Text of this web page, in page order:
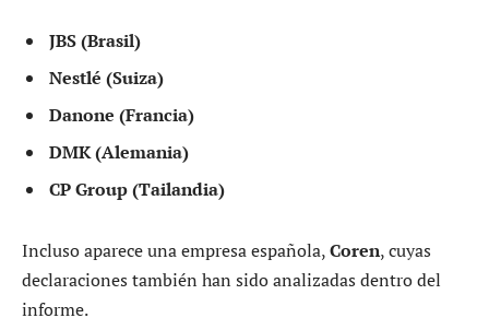
JBS (Brasil)
Nestlé (Suiza)
Danone (Francia)
DMK (Alemania)
CP Group (Tailandia)
Incluso aparece una empresa española,Coren, cuyas
declaraciones también han sido analizadas dentro del
informe.